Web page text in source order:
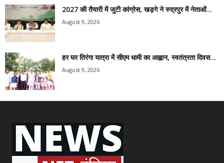
2027 की तैयारी में जुटी कांग्रेस, खड़गे ने रुद्रपुर में नेताओं...
August 9, 2026
हर घर तिरंगा यात्रा में सीएम धामी का आह्वान, स्वतंत्रता दिवस...
August 9, 2026